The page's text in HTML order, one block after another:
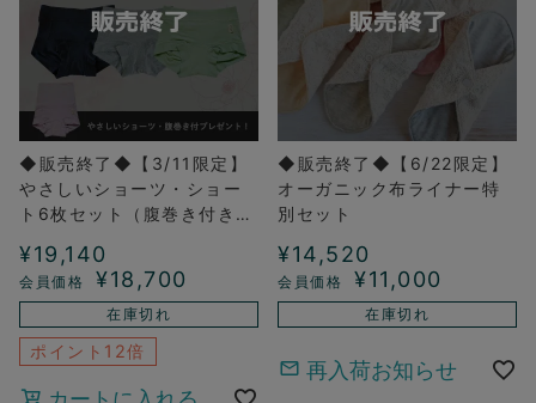
◆販売終了◆【3/11限定】
やさしいショーツ・ショー
ト6枚セット（腹巻き付き1
¥19,140
¥18,700
在庫切れ
ポイント12倍
◆販売終了◆【6/22限定】
オーガニック布ライナー特
別セット
¥14,520
¥11,000
在庫切れ
再入荷お知らせ